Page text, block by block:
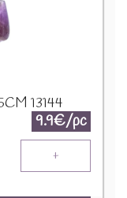
13144
9.9€/pc
+